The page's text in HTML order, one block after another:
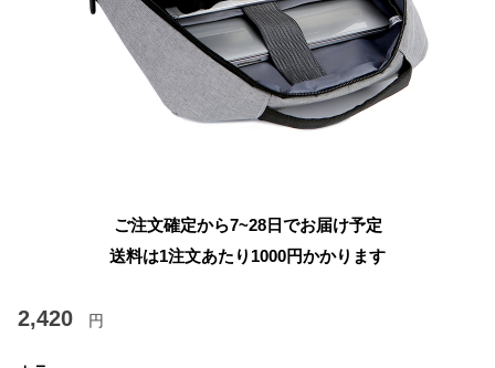
ご注文確定から7~28日でお届け予定
送料は1注文あたり 1000円かかります
2,420 円